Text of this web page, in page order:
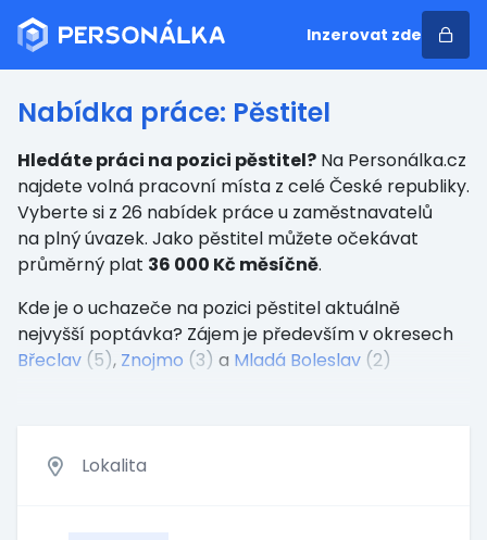
Inzerovat zde
Nabídka práce: Pěstitel
Hledáte práci na pozici pěstitel? Na Personálka.cz
najdete volná pracovní místa z celé České republiky.
Vyberte si z 26 nabídek práce u zaměstnavatelů
na plný úvazek. Jako pěstitel můžete očekávat
průměrný plat 36 000 Kč měsíčně.
Kde je o uchazeče na pozici pěstitel aktuálně
nejvyšší poptávka? Zájem je především v okresech
Břeclav (5), Znojmo (3) a Mladá Boleslav (2)